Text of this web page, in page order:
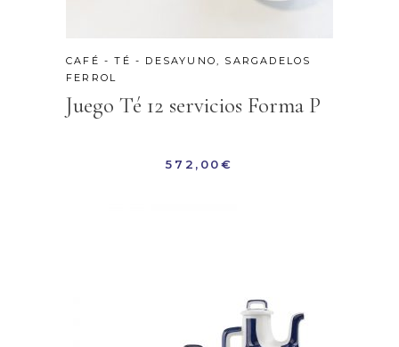
CAFÉ - TÉ - DESAYUNO, SARGADELOS
FERROL
Juego Té 12 servicios Forma P
572,00€